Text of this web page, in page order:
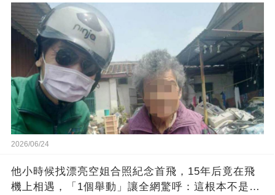
2026/06/24
他小時候找漂亮空姐合照紀念首飛，15年后竟在飛
機上相遇，「1個舉動」讓全網驚呼：這根本不是巧